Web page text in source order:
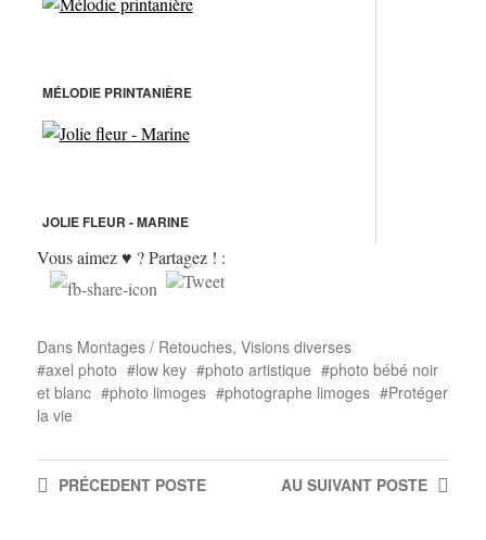
MÉLODIE PRINTANIÈRE
JOLIE FLEUR - MARINE
Vous aimez ♥ ? Partagez ! :
Dans Montages / Retouches, Visions diverses
axel photo
low key photo artistique
photo bébé noir
et blanc
photo limoges photographe limoges
Protéger
la vie
AU SUIVANT POSTE
PRÉCEDENTPOSTE